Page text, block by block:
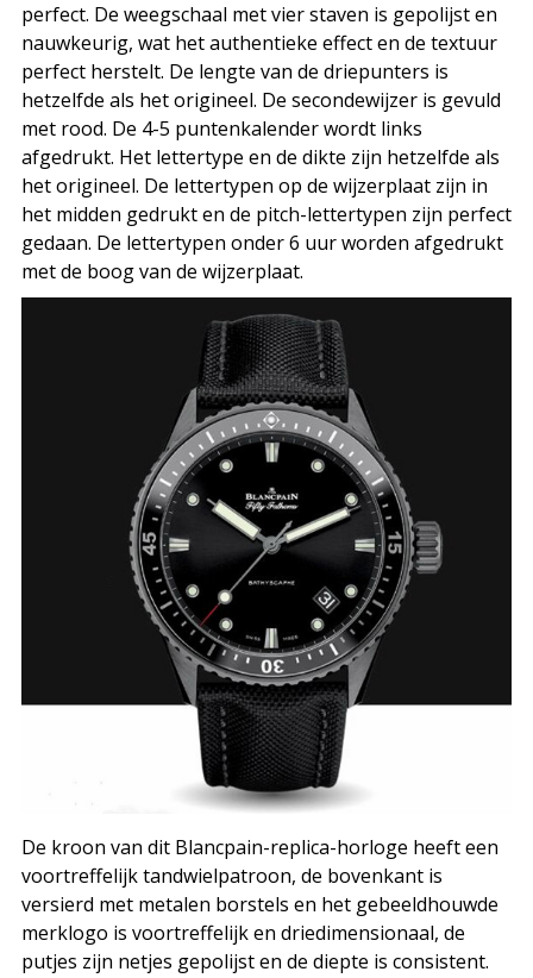
perfect. De weegschaal met vier staven is gepolijst en
nauwkeurig, wat het authentieke effect en de textuur
perfect herstelt. De lengte van de driepunters is
hetzelfde als het origineel. De secondewijzer is gevuld
met rood. De 4-5 puntenkalender wordt links
afgedrukt. Het lettertype en de dikte zijn hetzelfde als
het origineel. De lettertypen op de wijzerplaat zijn in
het midden gedrukt en de pitch-lettertypen zijn perfect
gedaan. De lettertypen onder 6 uur worden afgedrukt
met de boog van de wijzerplaat.
De kroon van dit Blancpain-replica-horloge heeft een
voortreffelijk tandwielpatroon, de bovenkant is
versierd met metalen borstels en het gebeeldhouwde
merklogo is voortreffelijk en driedimensionaal, de
putjes zijn netjes gepolijst en de diepte is consistent.